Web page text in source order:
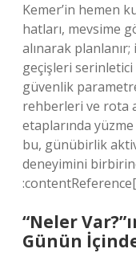
Kemer’in hemen
hatları, mevsime
alınarak
geçişleri serinletici
güvenlik
rehberleri ve rota
etaplarında
bu, günübirlik
deneyimini
“Neler
Günün